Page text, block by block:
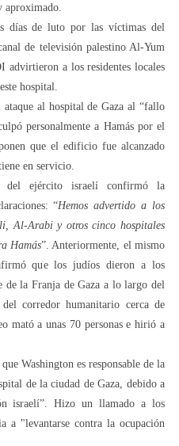
aproximado.
días de luto por las víctimas del
de televisión palestino Al-Yum
advirtieron a los residentes locales
hospital.
ataque al hospital de Gaza al “fallo
personalmente a Hamás por el
que el edificio fue alcanzado
en servicio.
del ejército israelí confirmó la
“Hemos advertido a los
Al-Arabi y otros cinco hospitales
Hamás”. Anteriormente, el mismo
que los judíos dieron a los
de la Franja de Gaza a lo largo del
corredor humanitario cerca de
mató a unas 70 personas e hirió a
Washington es responsable de la
de la ciudad de Gaza, debido a
israelí”. Hizo un llamado a los
a "levantarse contra la ocupación